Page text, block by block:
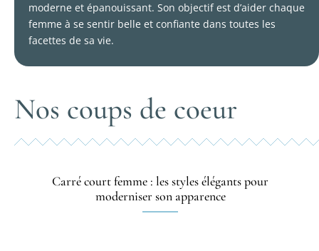
moderne et épanouissant. Son objectif est d’aider chaque
femme à se sentir belle et confiante dans toutes les
facettes de sa vie.
Nos coups de coeur
Carré court femme : les styles élégants pour
moderniser son apparence